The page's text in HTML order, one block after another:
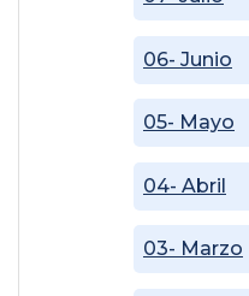
03- Marzo
04- Abril
05- Mayo
06- Junio